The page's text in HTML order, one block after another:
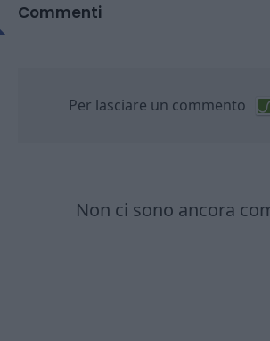
Commenti